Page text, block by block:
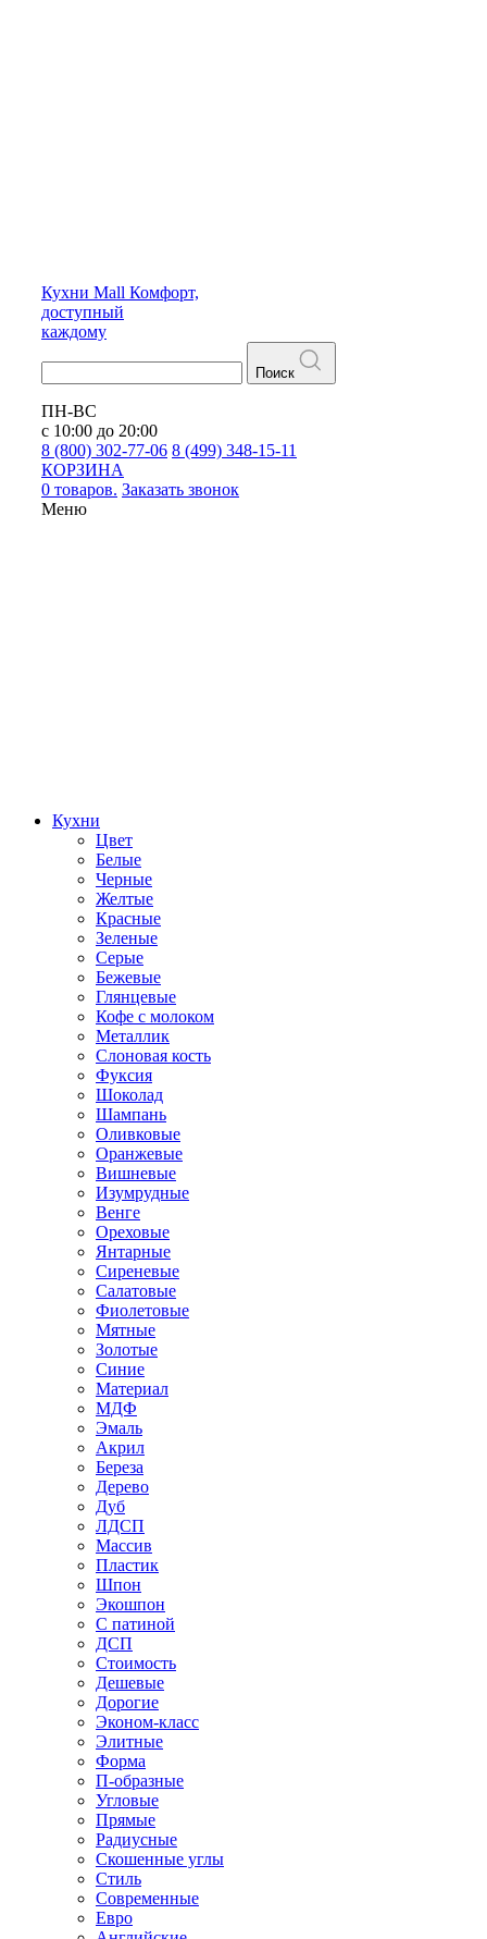
Кухни Mall Комфорт,
доступный
каждому
Поиск
ПН-ВС
с 10:00 до 20:00
8 (800) 302-77-06 8 (499) 348-15-11
КОРЗИНА
0 товаров. Заказать звонок
Меню
Кухни
Цвет
Белые
Черные
Желтые
Красные
Зеленые
Серые
Бежевые
Глянцевые
Кофе с молоком
Металлик
Слоновая кость
Фуксия
Шоколад
Шампань
Оливковые
Оранжевые
Вишневые
Изумрудные
Венге
Ореховые
Янтарные
Сиреневые
Салатовые
Фиолетовые
Мятные
Золотые
Синие
Материал
МДФ
Эмаль
Акрил
Береза
Дерево
Дуб
ЛДСП
Массив
Пластик
Шпон
Экошпон
С патиной
ДСП
Стоимость
Дешевые
Дорогие
Эконом-класс
Элитные
Форма
П-образные
Угловые
Прямые
Радиусные
Скошенные углы
Стиль
Современные
Евро